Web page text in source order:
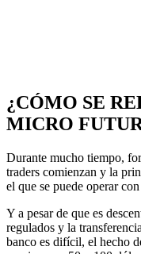
¿CÓMO SE
MICRO
Durante mucho tiempo,
traders comienzan y la
el que se puede operar
Y a pesar de que es
regulados y la
banco es difícil, el hecho